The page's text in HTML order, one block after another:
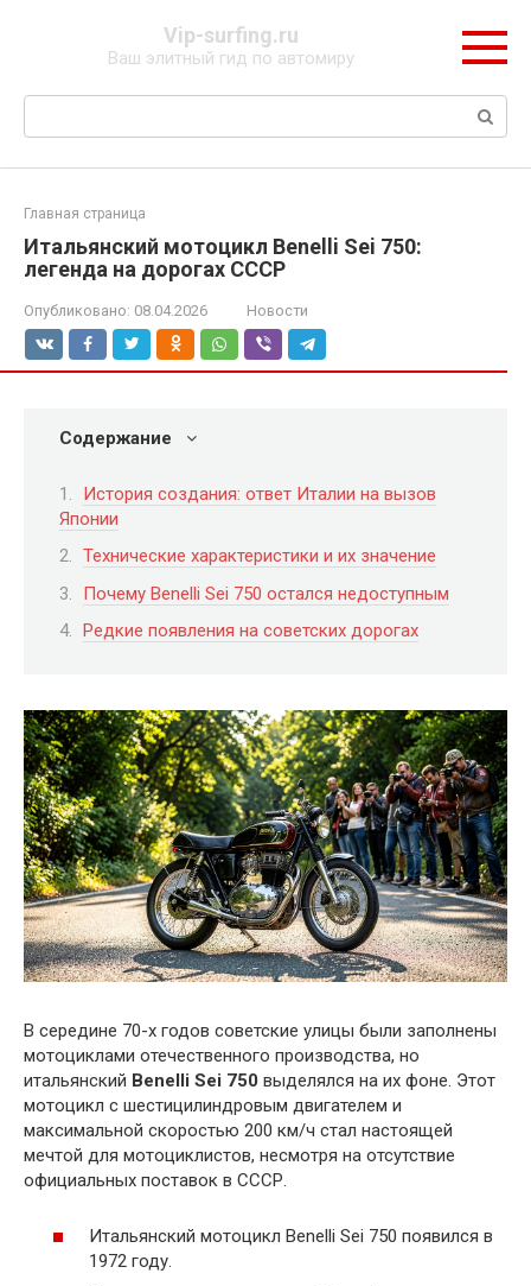
Vip-surfing.ru
Ваш элитный гид по автомиру
Поиск:
Главная страница
Итальянский мотоцикл Benelli Sei 750:
легенда на дорогах СССР
Опубликовано: 08.04.2026 Новости
Содержание
История создания: ответ Италии на вызов
Японии
Технические характеристики и их значение
Почему Benelli Sei 750 остался недоступным
Редкие появления на советских дорогах
В середине 70-х годов советские улицы были заполнены
мотоциклами отечественного производства, но
итальянский Benelli Sei 750 выделялся на их фоне. Этот
мотоцикл с шестицилиндровым двигателем и
максимальной скоростью 200 км/ч стал настоящей
мечтой для мотоциклистов, несмотря на отсутствие
официальных поставок в СССР.
Итальянский мотоцикл Benelli Sei 750 появился в
1972 году.